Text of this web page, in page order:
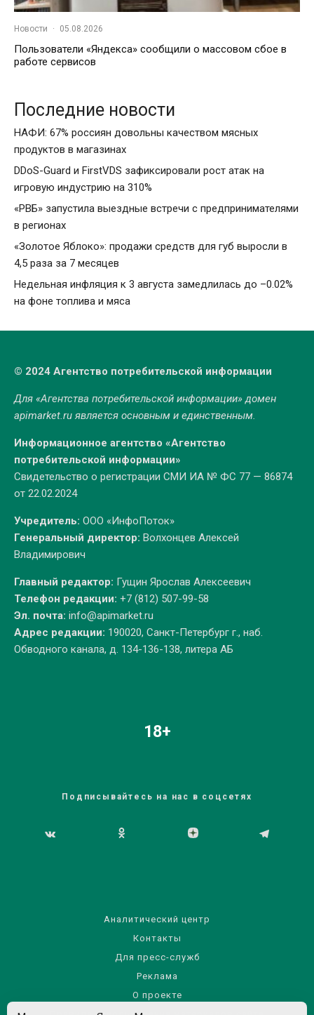
Новости · 05.08.2026
Пользователи «Яндекса» сообщили о массовом сбое в
работе сервисов
Последние новости
НАФИ: 67% россиян довольны качеством мясных
продуктов в магазинах
DDoS-Guard и FirstVDS зафиксировали рост атак на
игровую индустрию на 310%
«РВБ» запустила выездные встречи с предпринимателями
в регионах
«Золотое Яблоко»: продажи средств для губ выросли в
4,5 раза за 7 месяцев
Недельная инфляция к 3 августа замедлилась до –0.02%
на фоне топлива и мяса
© 2024 Агентство потребительской информации
Для «Агентства потребительской информации» домен
apimarket.ruявляется основным и единственным.
Информационное агентство «Агентство
потребительской информации»
Свидетельство о регистрации СМИ ИА № ФС 77 — 86874
от 22.02.2024
Учредитель: ООО «ИнфоПоток»
Генеральный директор: Волхонцев Алексей
Владимирович
Главный редактор: Гущин Ярослав Алексеевич
Телефон редакции: +7 (812) 507-99-58
Эл. почта: info@apimarket.ru
Адрес редакции: 190020, Санкт-Петербург г., наб.
Обводного канала, д. 134-136-138, литера АБ
18+
Подписывайтесь на нас в соцсетях
Аналитический центр
Контакты
Для пресс-служб
Реклама
О проекте